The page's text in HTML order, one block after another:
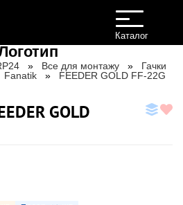
Toggle
navigation
Каталог
Все для монтажу
Гачки
Fanatik FEEDER GOLD FF-22G
GOLD